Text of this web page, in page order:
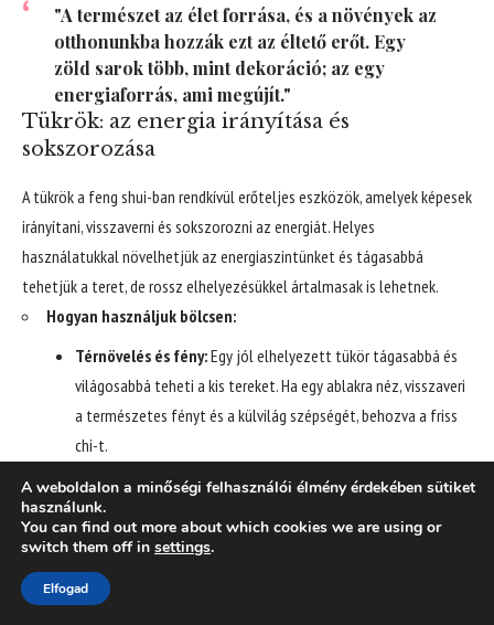
Terms of Use .
"A természet az élet forrása, és a növények az
otthonunkba hozzák ezt az éltető erőt. Egy
zöld sarok több, mint dekoráció; az egy
energiaforrás, ami megújít."
Tükrök: az energia irányítása és
sokszorozása
A tükrök a feng shui-ban rendkívül erőteljes eszközök, amelyek képesek
irányítani, visszaverni és sokszorozni az energiát. Helyes
használatukkal növelhetjük az energiaszintünket és tágasabbá
tehetjük a teret, de rossz elhelyezésükkel ártalmasak is lehetnek.
Hogyan használjuk bölcsen:
Térnövelés és fény:Egy jól elhelyezett tükör tágasabbá és
világosabbá teheti a kis tereket. Ha egy ablakra néz, visszaveri
a természetes fényt és a külvilág szépségét, behozva a friss
chi-t.
Bőség és jólét:A konyhában, ha a tűzhelyre néz,
megduplázhatja a lángok számát, ami a bőség növelését
szimbolizálja. (De ne közvetlenül a tűzhely fölé!)
Energia irányítása:
A weboldalon a minőségi felhasználói élmény érdekében sütiket
használunk.
You can find out more about which cookies we are using or
switch them off in settings.
Elfogad